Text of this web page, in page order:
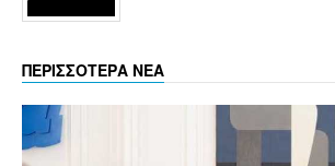
ΠΕΡΙΣΣΟΤΕΡΑ ΝΕΑ